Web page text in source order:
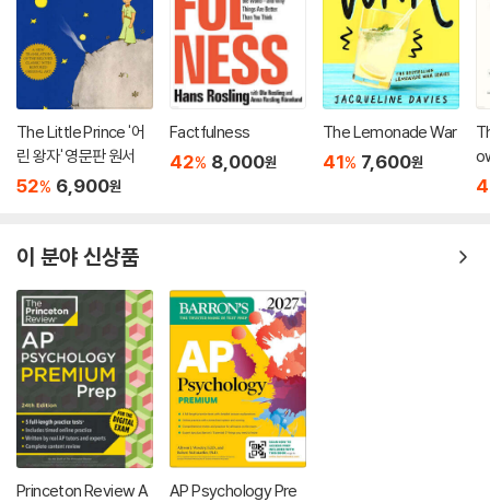
The Little Prince '어
린 왕자' 영문판 원서
52% 6,900원
Factfulness
42% 8,000원
The Lemonade War
41% 7,600원
이 분야 신상품
Princeton Review A
AP Psychology Pre